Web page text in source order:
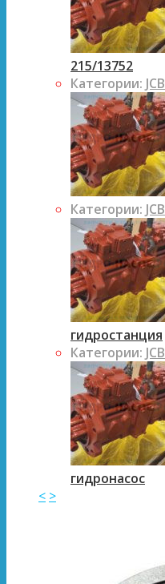
215/13752
Категории: JCB
Категории: JCB
гидростанция
Категории: JCB
гидронасос
< >